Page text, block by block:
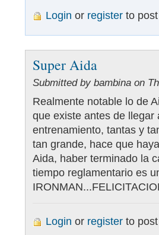
Login or register to
Super Aida
Submitted by bambina on
Realmente notable lo de
que existe antes de
entrenamiento, tantas y
tan grande, hace que
Aida, haber terminado la
tiempo reglamentario es
Login or register to